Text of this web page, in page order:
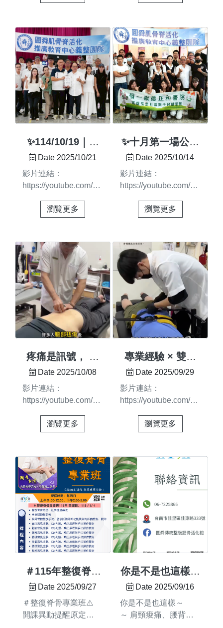
理。📩 想改善肩頸痠
痛、手麻、胸悶？ 私
訊 ...
的動作做一次就有效，
不對的動作做一百次也
白費力。」✨✅用對方
法，才能高效調理——
圓舜，用專業陪您回到
最自在健康的狀態 ...
基礎到能獨立操作能運
用於日常、家人、工作
職場每一次努力練習每
一份精進堅持每一個突
破成長都值得被深深肯
定這次結訓，更由王老
師親手提筆寫下四個字
—— 「技術昇華」象
徵各位這一路的認真投
入，也代表著真正的專
業養成期待你們把這份
專業帶給更多需要的人
願未來的每一步都能扎
實前進、發光發熱#圓
班 #課程結訓#台南課
華 #專業養成#一技之
長 #技能養成 #職涯發
展 #技術課程 #健康產
業 #自我成長 ⸻ 下
一期整復脊...
從骨架結構、肌筋膜
放鬆到精準調理 一門
課帶你看懂身體「真正
的問題點」 整復脊骨
專業班由王玠詳老師親
自授課臨床經驗21年、
教學經驗10年 帶你深
入了解人體結構、找出
疼痛根源一步步建立
「看得懂、調得準」的
統整復筋骨活化館（台
南市佳里區佳東路333
號） 開課日｜
式｜加LINE官方帳號
https://forms.gle/
✨114/10/19｜高
雄信蚵里社區義整
Date 2025/10/21
影片連結：
https://youtube.com/shorts/yTUsttkaAFA?
｜高雄信蚵里社區義整
九重陽敬老．暖心義
整】一份專業、一份
愛，用雙手傳遞健康與
關懷，讓社區更溫暖、
更有力量 義整服務團
隊 服務老師： 王玠
詳、王健至、吳綜濬、
呂奕霖、林柏寬、陳元
顥、 陳生諺、洪博
鎔、高誌聰、黃浤康、
宸緁、王詠霈、王芝妤
瀏覽更多
✨十月第一場公益
義整活動順利完成
參與與支持💖
Date 2025/10/14
影片連結：
https://youtube.com/shorts/
十月第一場公益義整活
114年10月12日高雄茄
萣白雲社區公益服務這
次活動圓滿落幕，感謝
每一位投入服務的夥
伴，用專業與熱誠為社
區注入滿滿正能量💪
👩‍⚕️ 服務老師： 王玠
詳、王泳成、王健至、
呂奕霖、吳綜濬、林柏
寬、林穩典、陳生諺、
賢🪄 行政小編助手：
王詠霈、王芝妤、吳佩
盈、鄭依婕再次感謝所
們，讓公益的力量持續
#圓舜義整團隊 #公益
義整 #高雄茄萣 #社區
服務 #脊骨保健 #專業
整復 #溫暖傳遞
瀏覽更多
疼痛是訊號， 我
們幫你從根本找回
Date 2025/10/08
影片連結：
https://youtube.com/shorts/PLECbeh3t_4?
PmDjYxE0疼痛是訊
傷後，只要疼痛減輕就
以為痊癒了。但深層組
織若沒有真正放鬆恢復
原本活動，身體就會產
生代償，久而久之成為
反覆不適的根源。圓舜
整復注重全身的平衡與
連動，疼痛只是訊號，
不一定是問題的起點。
我們會從全身結構中找
調理，讓身體恢復穩定
與舒適✨——快圓舜整
復一起找回身體最自
瀏覽更多
專業經驗 × 雙向
溝通 = 有效安心
Date 2025/09/29
影片連結：
https://youtube.com/shorts/
不一樣在圓舜，我們懂
疼痛忍受度， 調整最
適合你的力道，打造專
屬放鬆體驗。🔹 專業
經驗 × 雙向溝通 = 有效
安心又舒適 💯🔹 不是
制式化流程，而是客製
化調理 🎯🔹 專業技術
+ 你的感受 = 最安心的
整復 🤝#圓舜整復 #佳
里整復 #整復推薦 #專
康生活#肩頸放鬆 #身
體保養 #舒緩壓力#輕
鬆無痛 #客製化體驗
瀏覽更多
＃115年整復脊骨
專業班 熱烈招生
Date 2025/09/27
＃整復脊骨專業班⚠️
開課異動提醒原定
你是不是也這樣～
～
Date 2025/09/16
你是不是也這樣～
～ 肩頸痠痛、腰背緊